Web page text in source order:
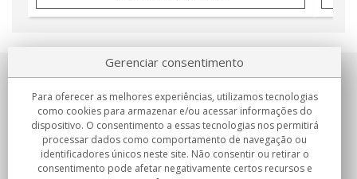
Sobre nosotros
Compromissos
Compras
Gerenciar consentimento
Para oferecer as melhores experiências, utilizamos tecnologias
como cookies para armazenar e/ou acessar informações do
dispositivo. O consentimento a essas tecnologias nos permitirá
processar dados como comportamento de navegação ou
identificadores únicos neste site. Não consentir ou retirar o
consentimento pode afetar negativamente certos recursos e